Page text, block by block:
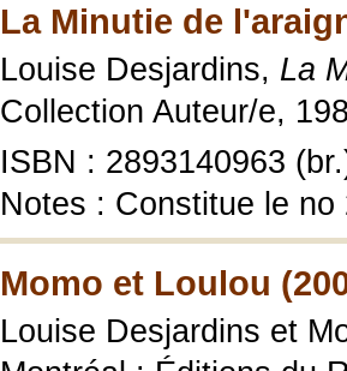
La Minutie de
Louise Desjardins, La
Collection Auteur/e,
ISBN : 2893140963
Notes : Constitue le
Momo et Loulou
Louise Desjardins et